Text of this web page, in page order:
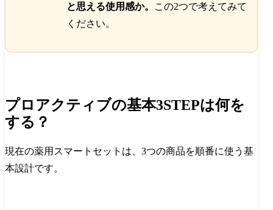
と思える使用感か。
この2つで考えてみて
ください。
プロアクティブの基本3STEPは何を
する？
現在の薬用スマートセットは、3つの商品を順番に使う基
本設計です。